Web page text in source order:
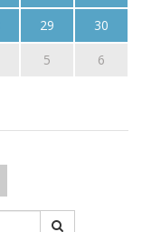
29
30
5 6